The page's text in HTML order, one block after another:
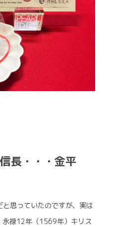
長・・・金平
思っていたのですが、実は
禄12年（1569年）キリス